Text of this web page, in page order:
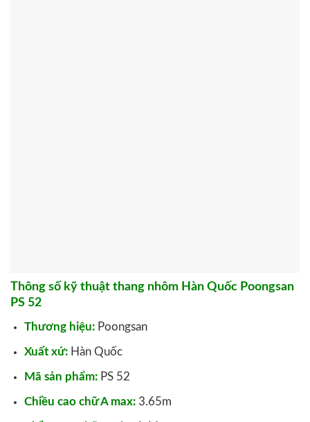
Thông số kỹ thuật thang nhôm Hàn Quốc Poongsan
PS 52
Thương hiệu:Poongsan
Xuất xứ:Hàn Quốc
Mã sản phẩm:PS 52
Chiều cao chữ A max:3.65m